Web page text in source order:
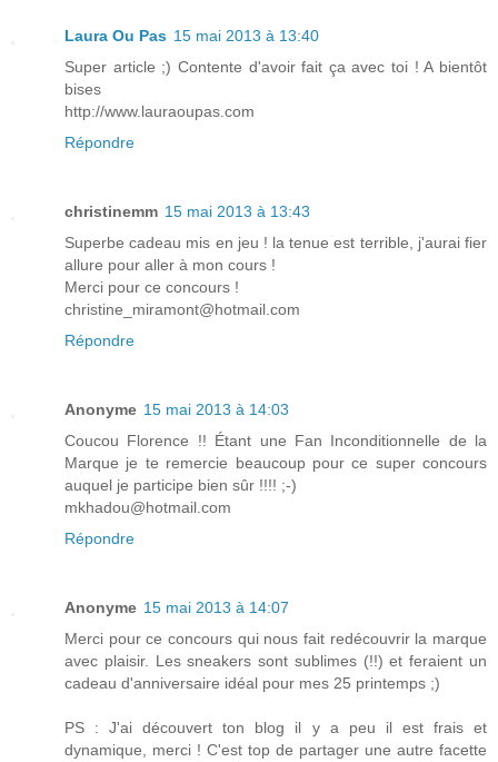
Laura Ou Pas 15 mai 2013 à 13:40
Super article ;) Contente d'avoir fait ça avec toi ! A bientôt
bises
http://www.lauraoupas.com
Répondre
christinemm 15 mai 2013 à 13:43
Superbe cadeau mis en jeu ! la tenue est terrible, j'aurai fier
allure pour aller à mon cours !
Merci pour ce concours !
christine_miramont@hotmail.com
Répondre
Anonyme 15 mai 2013 à 14:03
Coucou Florence !! Étant une Fan Inconditionnelle de la
Marque je te remercie beaucoup pour ce super concours
auquel je participe bien sûr !!!! ;-)
mkhadou@hotmail.com
Répondre
Anonyme 15 mai 2013 à 14:07
Merci pour ce concours qui nous fait redécouvrir la marque
avec plaisir. Les sneakers sont sublimes (!!) et feraient un
cadeau d'anniversaire idéal pour mes 25 printemps ;)
PS : J'ai découvert ton blog il y a peu il est frais et
dynamique, merci ! C'est top de partager une autre facette